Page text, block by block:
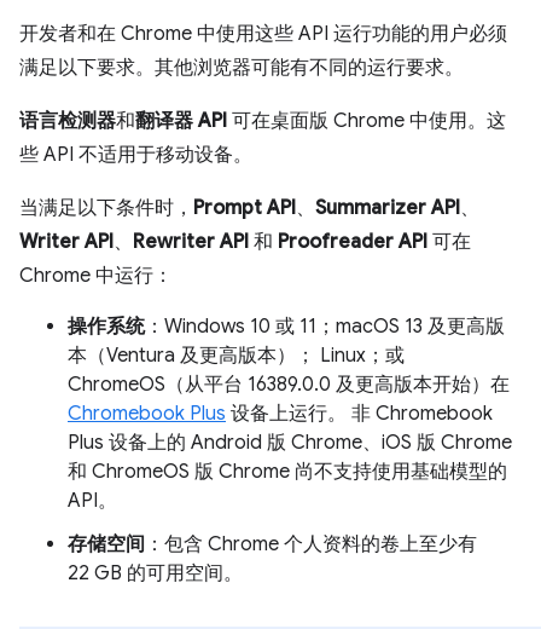
开发者和在 Chrome 中使用这些 API 运行功能的用户必须
满足以下要求。其他浏览器可能有不同的运行要求。
语言检测器和翻译器 API 可在桌面版 Chrome 中使用。这
些 API 不适用于移动设备。
当满足以下条件时， Prompt API、 Summarizer API、
Writer API、 Rewriter API 和 Proofreader API 可在
Chrome 中运行：
操作系统：Windows 10 或 11；macOS 13 及更高版
本（Ventura 及更高版本）； Linux；或
ChromeOS（从平台 16389.0.0 及更高版本开始）在
Chromebook Plus 设备上运行。 非 Chromebook
Plus 设备上的 Android 版 Chrome、iOS 版 Chrome
和 ChromeOS 版 Chrome 尚不支持使用基础模型的
API。
存储空间 ：包含 Chrome 个人资料的卷上至少有
22 GB 的可用空间。